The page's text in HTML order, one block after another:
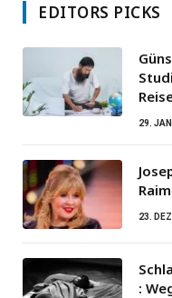
EDITORS PICKS
29.
23.
: